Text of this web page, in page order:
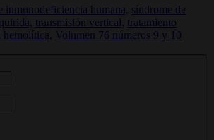
inmunodeficiencia humana, síndrome de
transmisión vertical,
tratamiento
hemolítica,
Volumen 76 números 9 y 10